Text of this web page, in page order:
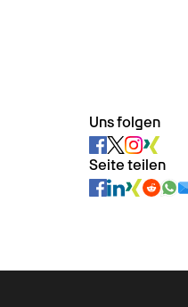
Uns folgen
Seite teilen